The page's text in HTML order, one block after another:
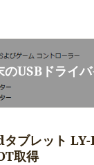
USBドライバ
ブレット LY-
取得